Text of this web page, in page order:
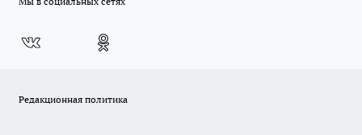
Редакционная политика